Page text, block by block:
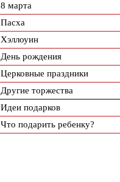
8 марта
Пасха
Хэллоуин
День рождения
Церковные праздники
Другие торжества
Идеи подарков
Что подарить ребенку?